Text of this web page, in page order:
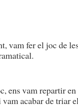
vam fer el joc de
ens vam repartir
acabar de triar